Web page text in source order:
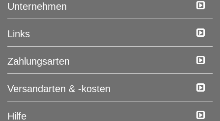
Unternehmen
Links
Zahlungsarten
Versandarten & -kosten
Hilfe